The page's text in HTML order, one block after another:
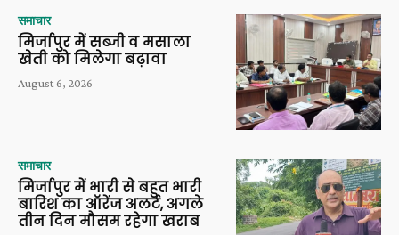
समाचार
मिर्जापुर में सब्जी व मसाला
खेती को मिलेगा बढ़ावा
August 6, 2026
समाचार
मिर्जापुर में भारी से बहुत भारी
बारिश का ऑरेंज अलर्ट, अगले
तीन दिन मौसम रहेगा खराब